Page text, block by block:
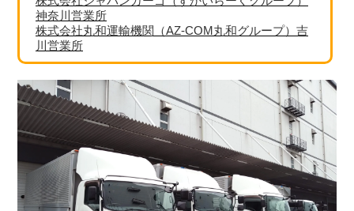
神奈川営業所
株式会社丸和運輸機関（AZ-COM丸和グループ）吉
川営業所